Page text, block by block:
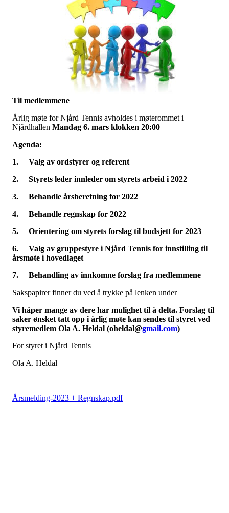
Til medlemmene
Årlig møte for Njård Tennis avholdes i møterommet i
Njårdhallen Mandag 6. mars klokken 20:00
Agenda:
1.
Valg av ordstyrer og referent
2.
Styrets leder innleder om styrets arbeid i 2022
3.
Behandle årsberetning for 2022
4.
Behandle regnskap for 2022
5.
Orientering om styrets forslag til budsjett for 2023
6.
Valg av gruppestyre i Njård Tennis for innstilling til
årsmøte i hovedlaget
7.
Behandling av innkomne forslag fra medlemmene
Sakspapirer finner du ved å trykke på lenken under
Vi håper mange av dere har mulighet til å delta. Forslag til
saker ønsket tatt opp i årlig møte kan sendes til styret ved
styremedlem Ola A. Heldal (oheldal@gmail.com)
For styret i Njård Tennis
Ola A. Heldal
Årsmelding-2023 + Regnskap.pdf